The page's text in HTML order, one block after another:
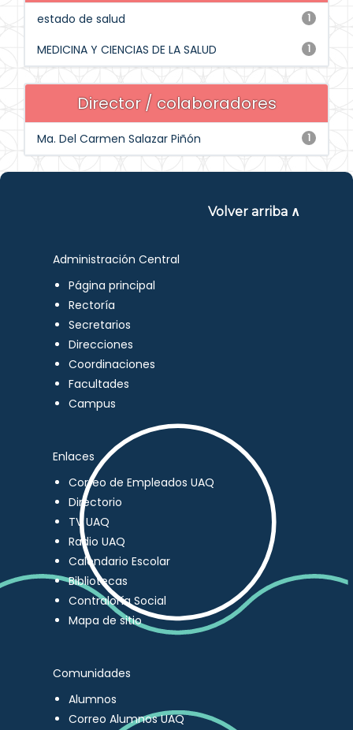
1
estado de salud
1
MEDICINA Y CIENCIAS DE LA SALUD
Director / colaboradores
1
Ma. Del Carmen Salazar Piñón
Volver arriba ∧
Administración Central
Página principal
Rectoría
Secretarios
Direcciones
Coordinaciones
Facultades
Campus
Enlaces
Correo de Empleados UAQ
Directorio
TV UAQ
Radio UAQ
Calendario Escolar
Bibliotecas
Contraloría Social
Mapa de sitio
Comunidades
Alumnos
Correo Alumnos UAQ